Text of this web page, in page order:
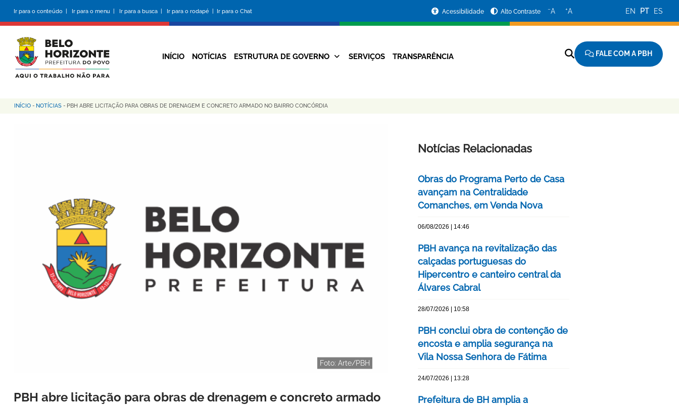
conteúdo
principal
Ir para o conteúdo | Ir para o menu | Ir para a busca | Ir para o rodapé | Ir para o Chat
da
Prefeitura
Acessibilidade Alto Contraste −A +A EN PT ES
Navegação
INÍCIO NOTÍCIAS ESTRUTURA DE GOVERNO SERVIÇOS TRANSPARÊNCIA FALE COM A PBH
Trilha
INÍCIO - NOTÍCIAS - PBH ABRE LICITAÇÃO PARA OBRAS DE DRENAGEM E CONCRETO ARMADO NO BAIRRO CONCÓRDIA
Foto: Arte/PBH
PBH abre licitação para obras de drenagem e concreto armado
Notícias Relacionadas
Obras do Programa Perto de Casa
avançam na Centralidade
Comanches, em Venda Nova
06/08/2026 | 14:46
PBH avança na revitalização das
calçadas portuguesas do
Hipercentro e canteiro central da
Álvares Cabral
28/07/2026 | 10:58
PBH conclui obra de contenção de
encosta e amplia segurança na
Vila Nossa Senhora de Fátima
24/07/2026 | 13:28
Prefeitura de BH amplia a